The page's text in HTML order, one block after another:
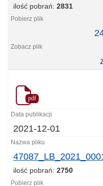
ilość pobrań: 2831
10-
19.pdf
pdf
2021-12-01
ilość pobrań: 2750